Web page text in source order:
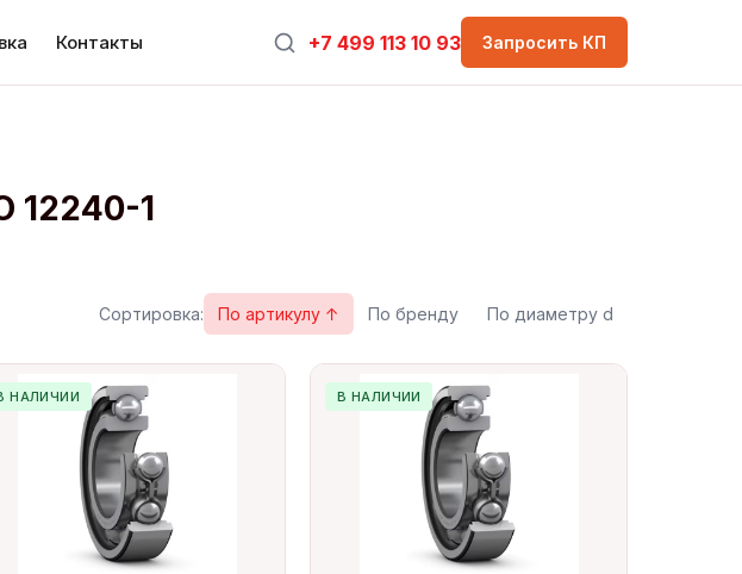
Контакты +7 499 113 10 93 Запросить КП
12240-1
Сортировка: По артикулу ↑ По бренду По диаметру d
НАЛИЧИИ В НАЛИЧИИ